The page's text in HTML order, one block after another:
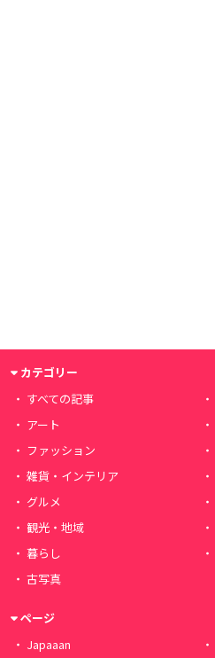
カテゴリー
すべての記事
アート
ファッション
雑貨・インテリア
グルメ
観光・地域
暮らし
古写真
ページ
Japaaan